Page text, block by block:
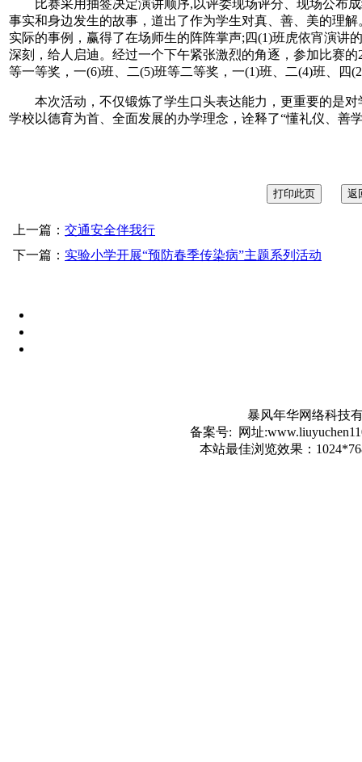
比赛采用抽签决定演讲顺序,以评委现场评分、现场公布成
事实和身边发生的故事，道出了作为学生对真、善、美的理
实际的事例，赢得了在场师生的阵阵掌声;四(1)班虎依宵演讲
深刻，给人启迪。经过一个下午紧张激烈的角逐，参加比赛
等一等奖，一(6)班、二(5)班等二等奖，一(1)班、二(4)班、四
本次活动，不仅锻炼了学生口头表达能力，更重要的是对
学校以德育为首、全面发展的办学理念，诠释了“懂礼仪、善
上一篇： 交通安全伴我行
下一篇： 实验小学开展“预防春季传染病”主题系列活动
暴风年华网络科技
备案号: 网址
本站最佳浏览效果：